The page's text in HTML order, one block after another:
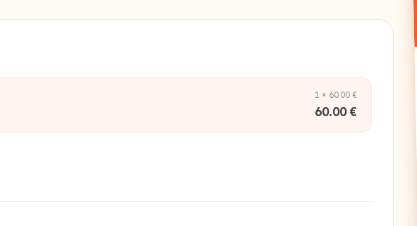
1 × 60.00 €
60.00 €